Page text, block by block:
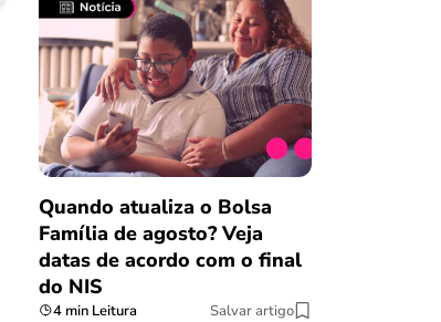
Quando atualiza o Bolsa
Família de agosto? Veja
datas de acordo com o final
do NIS
4 min Leitura Salvar artigo